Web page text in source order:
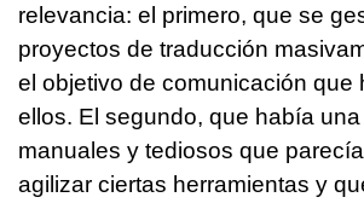
relevancia: el primero, que se
proyectos de traducción
el objetivo de comunicación que
ellos. El segundo, que había
manuales y tediosos que
agilizar ciertas herramientas y